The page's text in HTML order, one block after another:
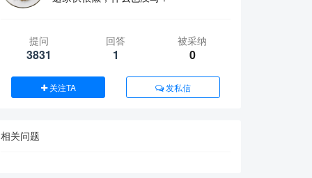
提问
3831
回答
1
被采纳
0
关注TA 发私信
相关问题